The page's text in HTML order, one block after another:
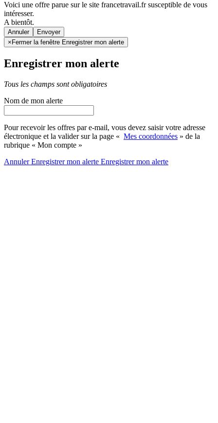
Voici une offre parue sur le site francetravail.fr susceptible de vous
intéresser.
A bientôt.
Annuler
× Fermer la fenêtre Enregistrer mon alerte
Enregistrer mon alerte
Tous les champs sont obligatoires
Nom de mon alerte
Pour recevoir les offres par e-mail, vous devez saisir votre adresse
électronique et la valider sur la page « Mes coordonnées » de la
rubrique « Mon compte »
AnnulerEnregistrer mon alerte Enregistrermon alerte